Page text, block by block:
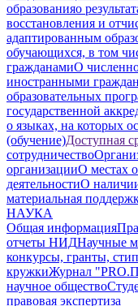
образованияо
восстановления и
адаптированным
обучающихся, в том
гражданамиО
иностранными
образовательных
государственной
о языках, на которых
(обучение)Доступная
сотрудничество
организацииО местах
деятельностиО
материальная
НАУКА
Общая информация
отчеты НИДНаучные
конкурсы, гранты,
кружкиЖурнал
научное общество
правовая экспертиза